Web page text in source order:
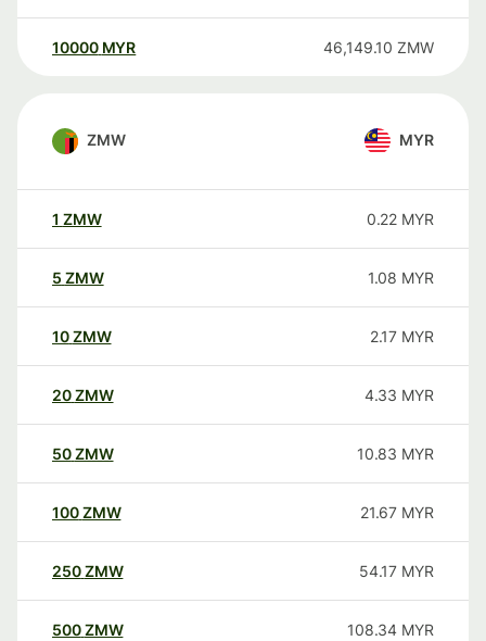
10000 MYR 46,149.10 ZMW
ZMW MYR
1 ZMW 0.22 MYR
5 ZMW 1.08 MYR
10ZMW 2.17 MYR
20ZMW 4.33 MYR
50ZMW 10.83 MYR
100ZMW 21.67 MYR
250ZMW 54.17 MYR
500ZMW 108.34 MYR